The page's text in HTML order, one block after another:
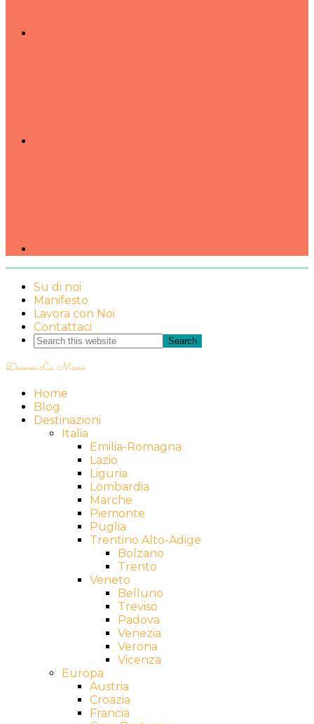
Su di noi
Manifesto
Lavora con Noi
Contattaci
Dammi La Mano
Home
Blog
Destinazioni
Italia
Emilia-Romagna
Lazio
Liguria
Lombardia
Marche
Piemonte
Puglia
Trentino Alto-Adige
Bolzano
Trento
Veneto
Belluno
Treviso
Padova
Venezia
Verona
Vicenza
Europa
Austria
Croazia
Francia